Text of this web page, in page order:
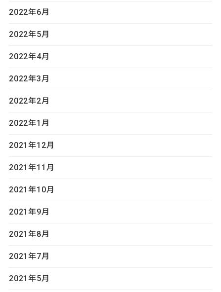
2022年6月
2022年5月
2022年4月
2022年3月
2022年2月
2022年1月
2021年12月
2021年11月
2021年10月
2021年9月
2021年8月
2021年7月
2021年5月